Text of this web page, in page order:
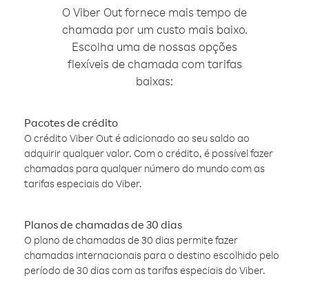
O Viber Out fornece mais tempo de
chamada por um custo mais baixo.
Escolha uma de nossas opções
flexíveis de chamada com tarifas
baixas:
Pacotes de crédito
O crédito Viber Out é adicionado ao seu saldo ao
adquirir qualquer valor. Com o crédito, é possível fazer
chamadas para qualquer número do mundo com as
tarifas especiais do Viber.
Planos de chamadas de 30 dias
O plano de chamadas de 30 dias permite fazer
chamadas internacionais para o destino escolhido pelo
período de 30 dias com as tarifas especiais do Viber.